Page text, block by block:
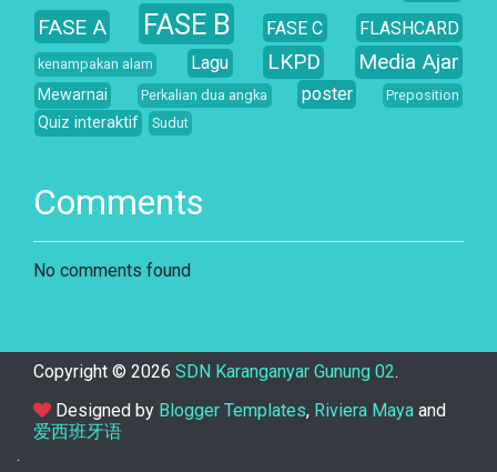
FASE A
FASE B FASE C FLASHCARD
kenampakan alam Lagu LKPD Media Ajar
Mewarnai Perkalian dua angka poster Preposition
Quiz interaktif Sudut
Comments
No comments found
Copyright © 2026 SDN Karanganyar Gunung 02.
Designed by Blogger Templates, Riviera Maya and
爱西班牙语
.